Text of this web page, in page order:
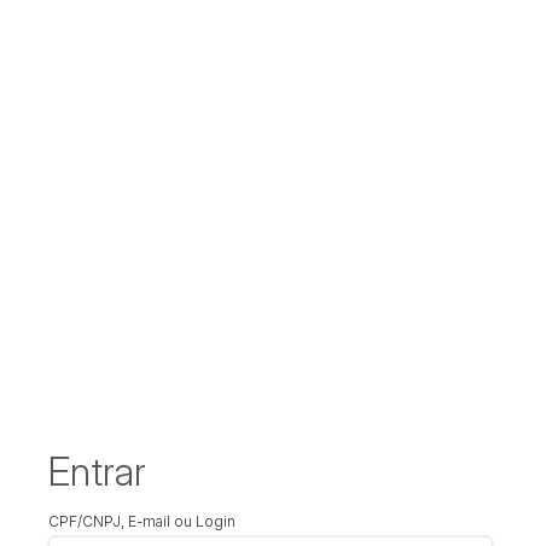
Entrar
CPF/CNPJ, E-mail ou Login